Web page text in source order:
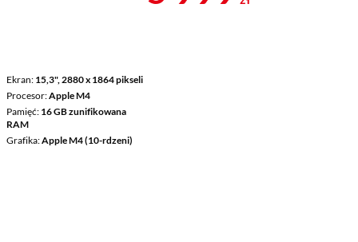
Ekran 15,3", 2880 x 1864 pikseli
Procesor Apple M4
Pamięć 16 GB zunifikowana
RAM
Grafika Apple M4 (10-rdzeni)